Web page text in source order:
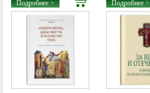
Подробнее > Подробнее >